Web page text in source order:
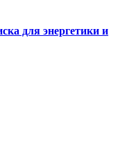
для энергетики и